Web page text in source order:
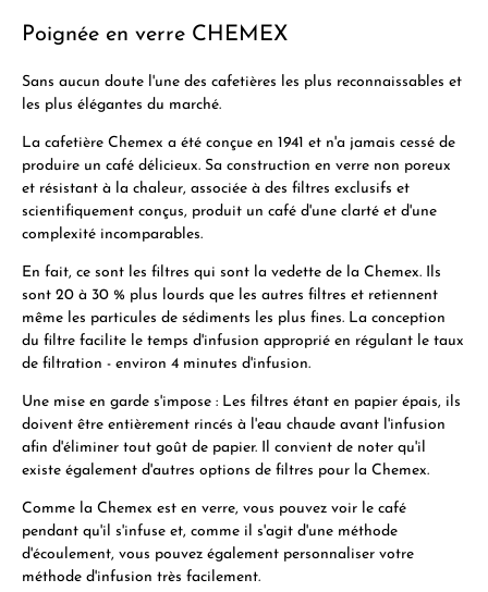
Poignée en verre CHEMEX
Sans aucun doute l'une des cafetières les plus reconnaissables et
les plus élégantes du marché.
La cafetière Chemex a été conçue en 1941 et n'a jamais cessé de
produire un café délicieux. Sa construction en verre non poreux
et résistant à la chaleur, associée à des filtres exclusifs et
scientifiquement conçus, produit un café d'une clarté et d'une
complexité incomparables.
En fait, ce sont les filtres qui sont la vedette de la Chemex. Ils
sont 20 à 30 % plus lourds que les autres filtres et retiennent
même les particules de sédiments les plus fines. La conception
du filtre facilite le temps d'infusion approprié en régulant le taux
de filtration - environ 4 minutes d'infusion.
Une mise en garde s'impose : Les filtres étant en papier épais, ils
doivent être entièrement rincés à l'eau chaude avant l'infusion
afin d'éliminer tout goût de papier. Il convient de noter qu'il
existe également d'autres options de filtres pour la Chemex.
Comme la Chemex est en verre, vous pouvez voir le café
pendant qu'il s'infuse et, comme il s'agit d'une méthode
d'écoulement, vous pouvez également personnaliser votre
méthode d'infusion très facilement.